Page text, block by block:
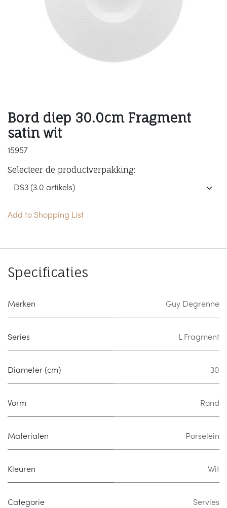
Bord diep 30.0cm Fragment
satin wit
15957
Selecteer de productverpakking:
Add to Shopping List
Specificaties
Merken Guy Degrenne
Series L Fragment
Diameter (cm) 30
Vorm Rond
Materialen Porselein
Kleuren Wit
Categorie Servies